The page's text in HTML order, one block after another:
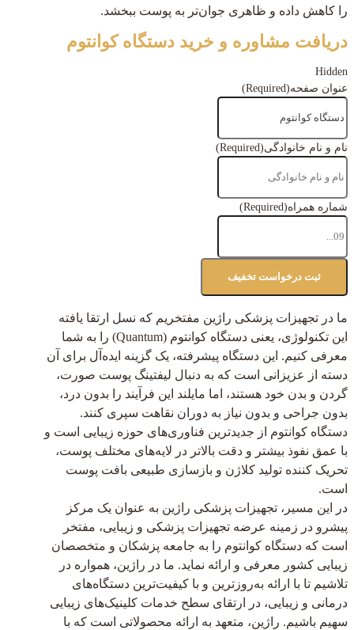
را کاهش داده و ظاهری جوان‌تر به پوست ببخشد.
دریافت مشاوره و خرید دستگاه کوانتوم
Hidden
عنوان صفحه(Required)
نام و نام خانوادگی(Required)
شماره همراه(Required)
ما در تجهیزات پزشکی راژین مفتخریم که نسل ارتقا یافته
این تکنولوژی، یعنی دستگاه کوانتوم (Quantum) را به شما
معرفی کنیم. این دستگاه پیشرفته، یک گزینه ایده‌آل برای آن
دسته از عزیزانی است که به دنبال لیفتینگ پوست صورت،
گردن و بدن خود هستند، اما مایلند این فرآیند را بدون درد،
بدون جراحی و بدون نیاز به دوران نقاهت سپری کنند.
دستگاه کوانتوم از جدیدترین فناوری‌های حوزه زیبایی است و
با عمق نفوذ بیشتر و دقت بالاتر در لایه‌های مختلف پوست،
تحریک کننده تولید کلاژن و بازسازی طبیعی بافت پوست
است.
در این مسیر، تجهیزات پزشکی راژین به عنوان یک مرکز
پیشرو در زمینه عرضه تجهیزات پزشکی و زیبایی، مفتخر
است که دستگاه کوانتوم را به جامعه پزشکان و متخصصان
زیبایی کشور معرفی و ارائه نماید. ما در راژین، همواره در
تلاشیم تا با ارائه به‌روزترین و با کیفیت‌ترین دستگاه‌های
درمانی و زیبایی، در ارتقای سطح خدمات کلینیک‌های زیبایی
سهیم باشیم. راژین، متعهد به ارائه محصولاتی است که با